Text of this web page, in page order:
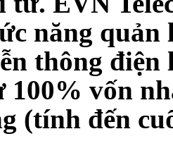
năng
thông điện
vốn
(tính đến